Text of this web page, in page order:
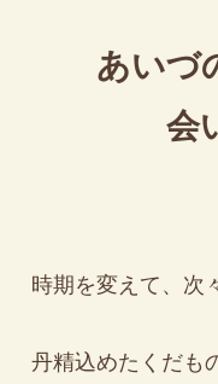
あいづ
会
時期を変えて、次
丹精込めたくだも